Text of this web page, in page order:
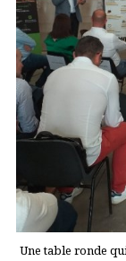
Une table ronde